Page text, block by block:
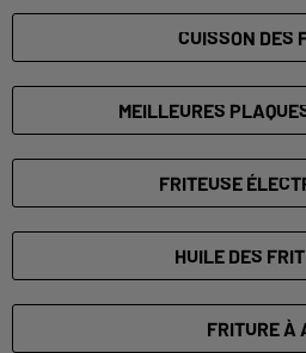
CUISSON DES
MEILLEURES
FRITEUSE
HUILE DES
FRITURE À